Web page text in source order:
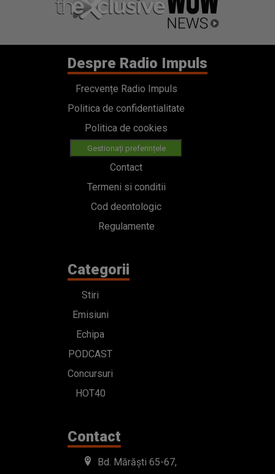
Despre Radio Impuls
Frecvențe Radio Impuls
Politica de confidentialitate
Politica de cookies
Gestionați preferințele
Contact
Termeni si conditii
Cod deontologic
Regulamente
Categorii
Stiri
Emisiuni
Echipa
PODCAST
Concursuri
HOT40
Contact
Bd. Mărăști 65-67,